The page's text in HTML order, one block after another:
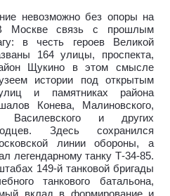
невозможно без опоры на
Москве связь с прошлым
в честь героев Великой
164 улицы, проспекта,
Щукино в этом смысле
истории под открытым
и памятниках района
Конева, Малиновского,
Василевского и других
Здесь сохранился
линии обороны, а
легендарному танку Т-34-85.
149-й танковой бригады
танкового батальона,